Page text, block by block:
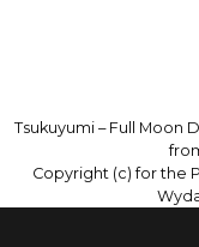
Tsukuyumi – Full Moon
Copyright (c) for the